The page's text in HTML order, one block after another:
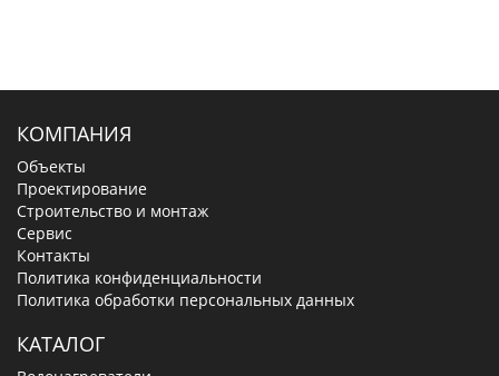
КОМПАНИЯ
Объекты
Проектирование
Строительство и монтаж
Сервис
Контакты
Политика конфиденциальности
Политика обработки персональных данных
КАТАЛОГ